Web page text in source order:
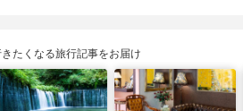
たくなる旅行記事をお届け